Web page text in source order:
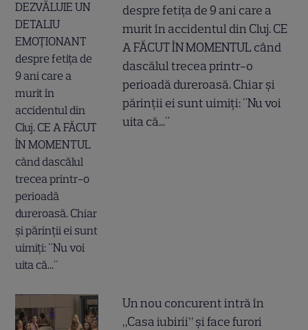
despre fetița de 9 ani care a
murit în accidentul din Cluj. CE
A FĂCUT ÎN MOMENTUL când
dascălul trecea printr-o
perioadă dureroasă. Chiar și
părinții ei sunt uimiți: "Nu voi
uita că..."
Un nou concurent intră în
„Casa iubirii” și face furori